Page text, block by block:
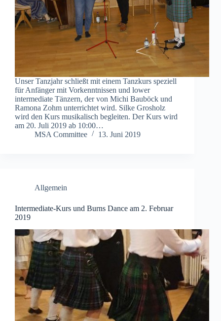
Unser Tanzjahr schließt mit einem Tanzkurs speziell
für Anfänger mit Vorkenntnissen und lower
intermediate Tänzern, der von Michi Bauböck und
Ramona Zohm unterrichtet wird. Silke Grosholz
wird den Kurs musikalisch begleiten. Der Kurs wird
am 20. Juli 2019 ab 10:00…
MSA Committee
13. Juni 2019
Allgemein
Intermediate-Kurs und Burns Dance am 2. Februar
2019